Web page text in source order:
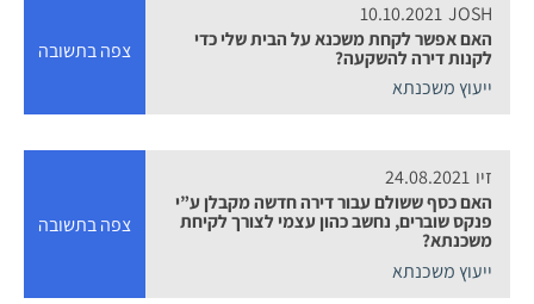
JOSH
10.10.2021
האם אפשר לקחת משכנא על הבית שלי כדי
לקנות דירה להשקעה?
ייעוץ משכנתא
צפה בתשובה
זיו 24.08.2021
האם כסף ששולם עבור דירה חדשה מקבלן ע”י
פנקס שוברים, נחשב כהון עצמי לצורך לקיחת
משכנתא?
ייעוץ משכנתא
צפה בתשובה